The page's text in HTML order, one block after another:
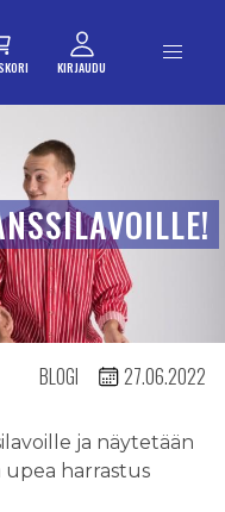
KIRJAUDU
BLOGI 27.06.2022
ja näytetään
harrastus